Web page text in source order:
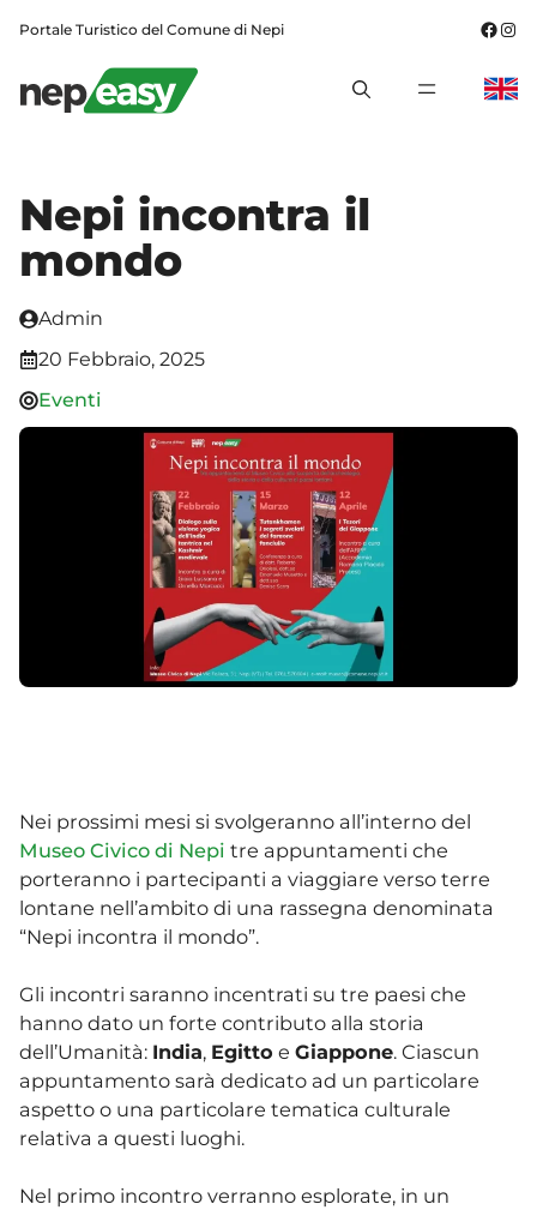
contenuto
Portale Turistico del Comune di Nepi
MENU
Nepi incontra il
mondo
Admin
20 Febbraio, 2025
Eventi
Nei prossimi mesi si svolgeranno all’interno del
Museo Civico di Nepi tre appuntamenti che
porteranno i partecipanti a viaggiare verso terre
lontane nell’ambito di una rassegna denominata
“Nepi incontra il mondo”.
Gli incontri saranno incentrati su tre paesi che
hanno dato un forte contributo alla storia
dell’Umanità: India, Egitto e Giappone. Ciascun
appuntamento sarà dedicato ad un particolare
aspetto o una particolare tematica culturale
relativa a questi luoghi.
Nel primo incontro verranno esplorate, in un